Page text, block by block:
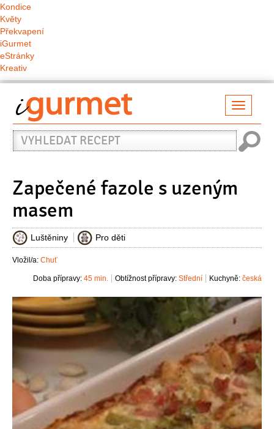
Kondice
Květy
Překvapení
iGurmet
eStránky
Kreativ
Vyhledat
recept
Zapečené fazole s uzeným
masem
Luštěniny Pro děti
Vložil/a: Chuť
Kuchyně: česká
Obtížnost přípravy: Střední
Doba přípravy: 45 min.